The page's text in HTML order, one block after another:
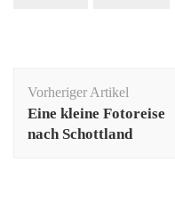
Vorheriger Artikel
Eine kleine Fotoreise
nach Schottland